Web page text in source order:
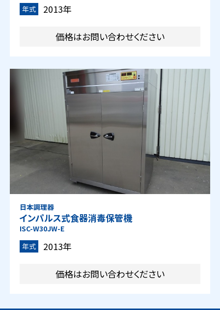
年式
2013年
価格はお問い合わせください
日本調理器
インパルス式食器消毒保管機
ISC-W30JW-E
年式
2013年
価格はお問い合わせください